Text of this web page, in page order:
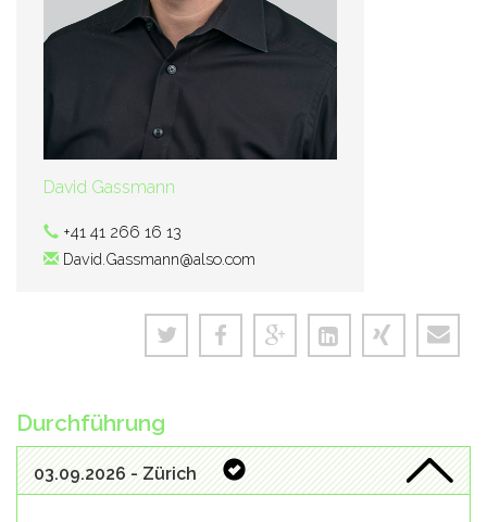
David Gassmann
+41 41 266 16 13
David.Gassmann@also.com
Durchführung
03.09.2026 - Zürich